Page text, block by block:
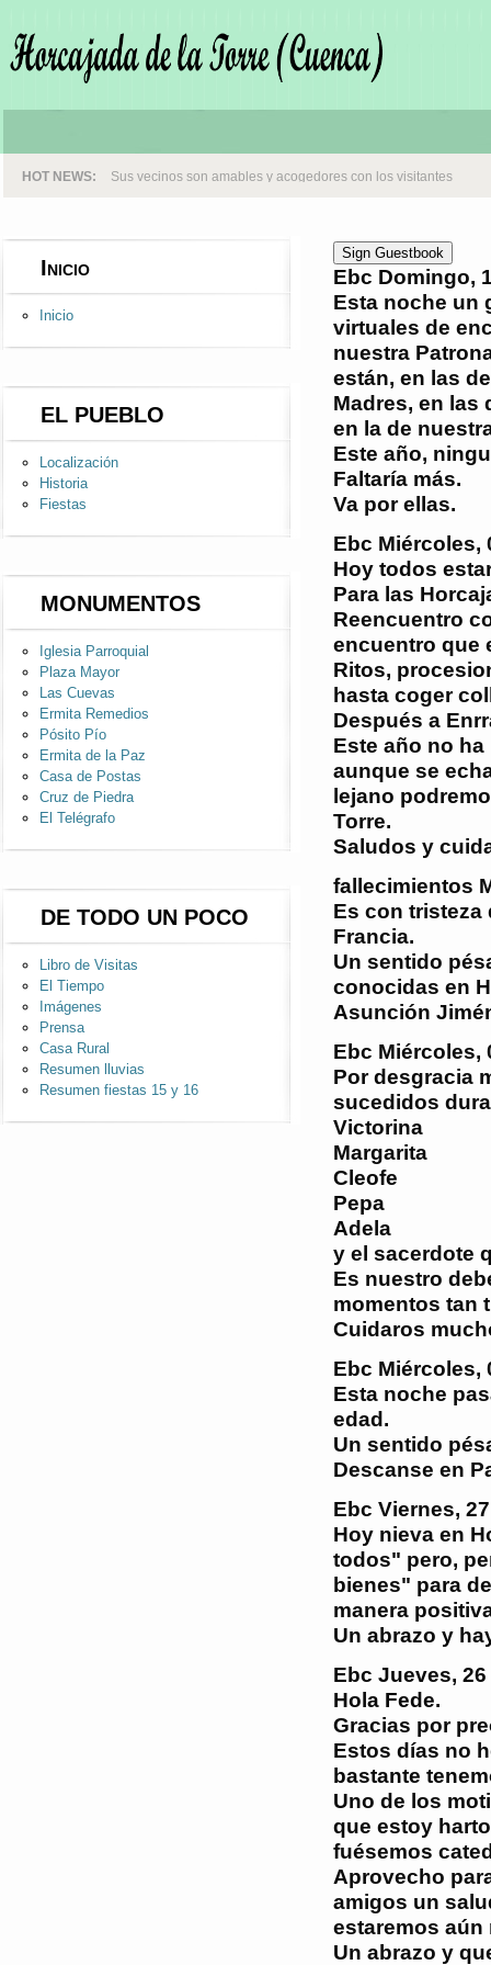
HOT NEWS: Sus vecinos son amables y acogedores con los visitantes
Inicio
Inicio
EL PUEBLO
Localización
Historia
Fiestas
MONUMENTOS
Iglesia Parroquial
Plaza Mayor
Las Cuevas
Ermita Remedios
Pósito Pío
Ermita de la Paz
Casa de Postas
Cruz de Piedra
El Telégrafo
DE TODO UN POCO
Libro de Visitas
El Tiempo
Imágenes
Prensa
Casa Rural
Resumen lluvias
Resumen fiestas 15 y 16
Sign Guestbook
Ebc Domingo,
Esta noche un
virtuales de
nuestra
están, en las
Madres, en las
en la de
Este año,
Faltaría más.
Va por ellas.
Ebc Miércoles,
Hoy todos
Para las
Reencuentro
encuentro que
Ritos,
hasta coger
Después a
Este año no
aunque se
lejano
Torre.
Saludos y
fallecimientos
Es con tristeza
Francia.
Un sentido
conocidas en
Asunción
Ebc Miércoles,
Por desgracia
sucedidos
Victorina
Margarita
Cleofe
Pepa
Adela
y el sacerdote
Es nuestro
momentos tan
Cuidaros
Ebc Miércoles,
Esta noche
edad.
Un sentido
Descanse en
Ebc Viernes,
Hoy nieva en
todos" pero,
bienes" para
manera
Un abrazo y
Ebc Jueves, 26
Hola Fede.
Gracias por
Estos días no
bastante
Uno de los
que estoy
fuésemos
Aprovecho
amigos un
estaremos aún
Un abrazo y